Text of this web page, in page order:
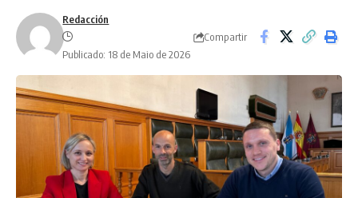
Redacción
Publicado: 18 de Maio de 2026
Compartir